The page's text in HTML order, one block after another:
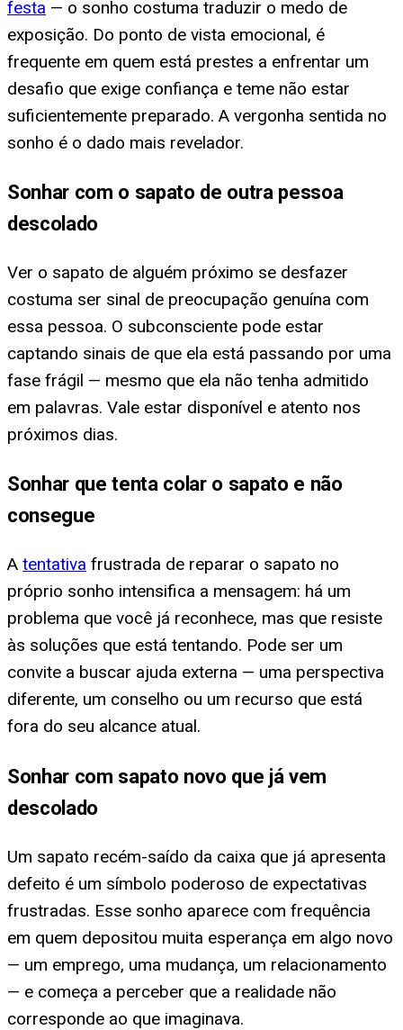
festa — o sonho costuma traduzir o medo de
exposição. Do ponto de vista emocional, é
frequente em quem está prestes a enfrentar um
desafio que exige confiança e teme não estar
suficientemente preparado. A vergonha sentida no
sonho é o dado mais revelador.
Sonhar com o sapato de outra pessoa
descolado
Ver o sapato de alguém próximo se desfazer
costuma ser sinal de preocupação genuína com
essa pessoa. O subconsciente pode estar
captando sinais de que ela está passando por uma
fase frágil — mesmo que ela não tenha admitido
em palavras. Vale estar disponível e atento nos
próximos dias.
Sonhar que tenta colar o sapato e não
consegue
A tentativa frustrada de reparar o sapato no
próprio sonho intensifica a mensagem: há um
problema que você já reconhece, mas que resiste
às soluções que está tentando. Pode ser um
convite a buscar ajuda externa — uma perspectiva
diferente, um conselho ou um recurso que está
fora do seu alcance atual.
Sonhar com sapato novo que já vem
descolado
Um sapato recém-saído da caixa que já apresenta
defeito é um símbolo poderoso de expectativas
frustradas. Esse sonho aparece com frequência
em quem depositou muita esperança em algo novo
— um emprego, uma mudança, um relacionamento
— e começa a perceber que a realidade não
corresponde ao que imaginava.